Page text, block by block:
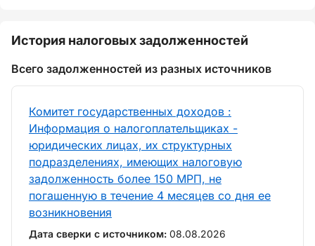
История налоговых задолженностей
Всего задолженностей из разных источников
Комитет государственных доходов :
Информация о налогоплательщиках -
юридических лицах, их структурных
подразделениях, имеющих налоговую
задолженность более 150 МРП, не
погашенную в течение 4 месяцев со дня ее
возникновения
Дата сверки с источником: 08.08.2026